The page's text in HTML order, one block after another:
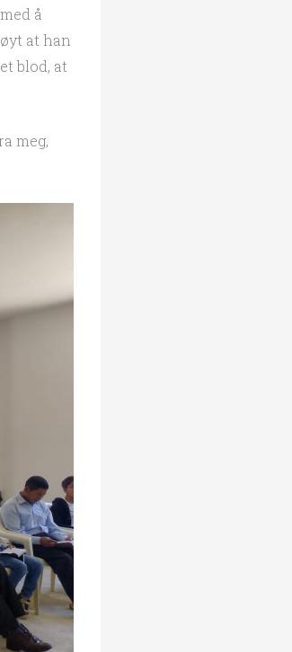
å
at han
blod, at
meg,